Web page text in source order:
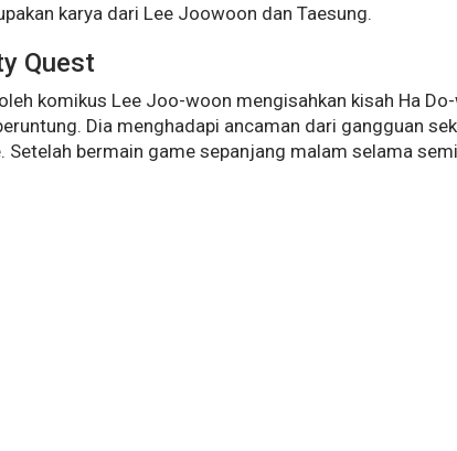
karya dari Lee Joowoon dan Taesung.
Quest
komikus Lee Joo-woon mengisahkan kisah Ha
Dia menghadapi ancaman dari gangguan
bermain game sepanjang malam selama